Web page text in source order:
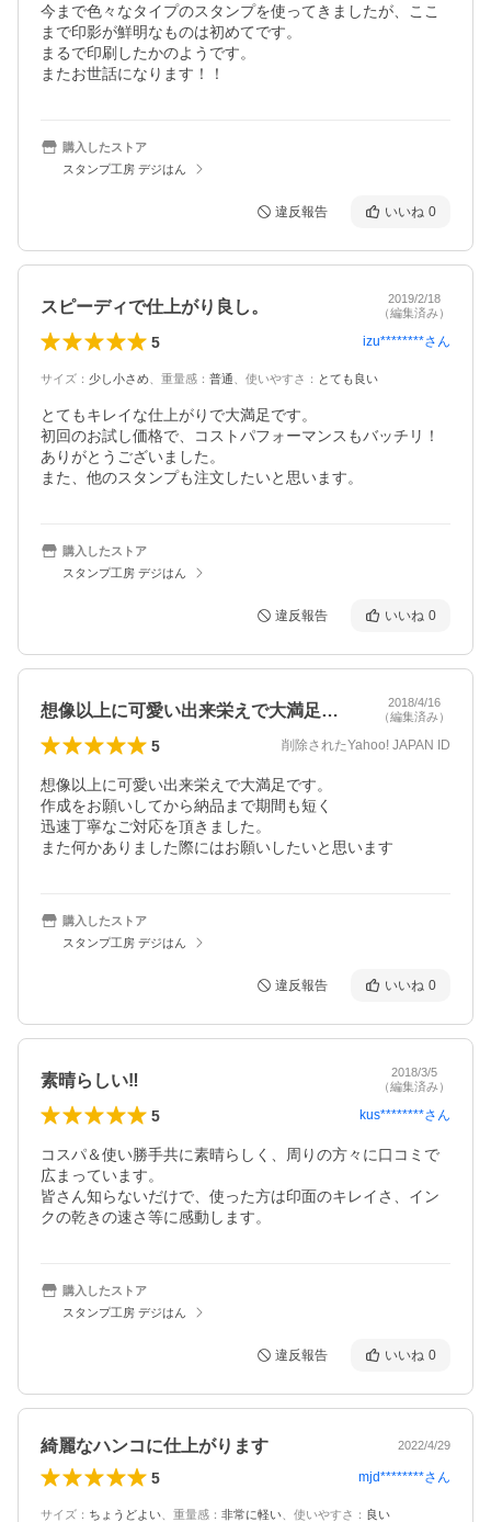
今まで色々なタイプのスタンプを使ってきましたが、ここ
まで印影が鮮明なものは初めてです。
まるで印刷したかのようです。
またお世話になります！！
購入したストア
スタンプ工房 デジはん
違反報告 いいね 0
スピーディで仕上がり良し。
2019/2/18
（編集済み）
5 izu********さん
サイズ ： 少し小さめ 重量感 ： 普通 使いやすさ ： とても良い
とてもキレイな仕上がりで大満足です。
初回のお試し価格で、コストパフォーマンスもバッチリ！
ありがとうございました。
また、他のスタンプも注文したいと思います。
購入したストア
スタンプ工房 デジはん
違反報告 いいね 0
想像以上に可愛い出来栄えで大満足です。…
2018/4/16
（編集済み）
5 削除されたYahoo! JAPAN ID
想像以上に可愛い出来栄えで大満足です。
作成をお願いしてから納品まで期間も短く
迅速丁寧なご対応を頂きました。
また何かありました際にはお願いしたいと思います
購入したストア
スタンプ工房 デジはん
違反報告 いいね 0
素晴らしい‼︎
2018/3/5
（編集済み）
5 kus********さん
コスパ＆使い勝手共に素晴らしく、周りの方々に口コミで
広まっています。
皆さん知らないだけで、使った方は印面のキレイさ、イン
クの乾きの速さ等に感動します。
購入したストア
スタンプ工房 デジはん
違反報告 いいね 0
綺麗なハンコに仕上がります 2022/4/29
5 mjd********さん
サイズ ： ちょうどよい 重量感 ： 非常に軽い 使いやすさ ： 良い